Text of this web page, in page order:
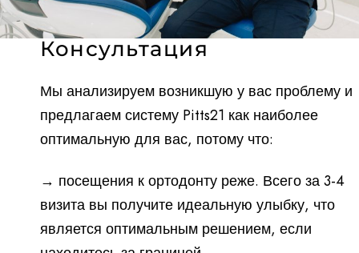
Консультация
Мы анализируем возникшую у вас проблему и
предлагаем систему Pitts21 как наиболее
оптимальную для вас, потому что:
→ посещения к ортодонту реже. Всего за 3-4
визита вы получите идеальную улыбку, что
является оптимальным решением, если